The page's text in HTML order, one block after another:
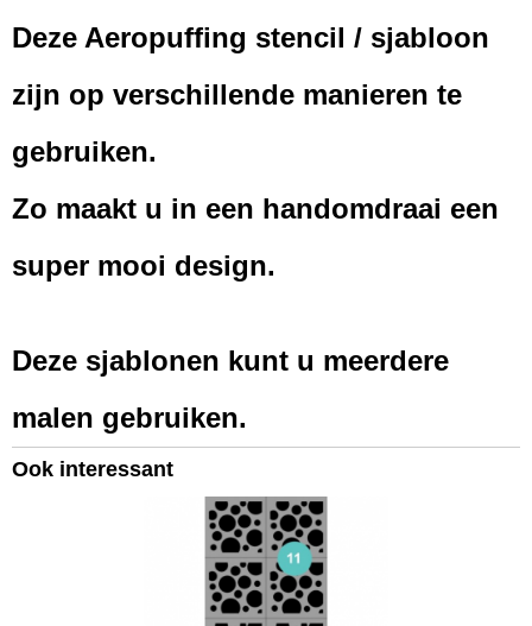
Afmetingen (l,b,h)
Deze Aeropuffing stencil / sjabloon
zijn op verschillende manieren te
gebruiken.
Zo maakt u in een handomdraai een
super mooi design.
Deze sjablonen kunt u meerdere
malen gebruiken.
Ook interessant